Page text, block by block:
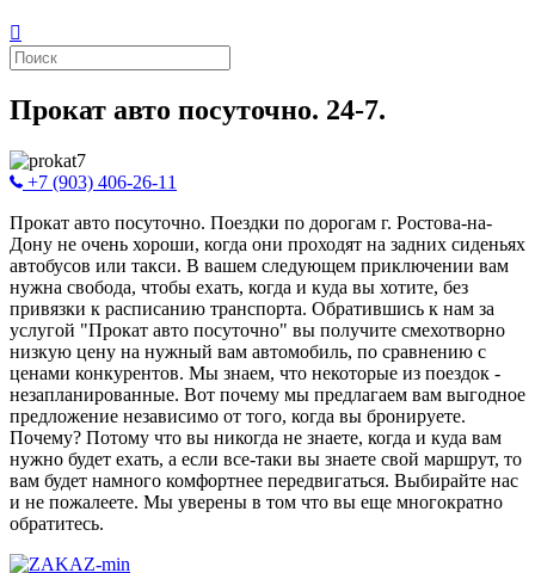
Прокат авто посуточно. 24-7.
+7 (903) 406-26-11
Прокат авто посуточно. Поездки по дорогам г. Ростова-на-
Дону не очень хороши, когда они проходят на задних сиденьях
автобусов или такси. В вашем следующем приключении вам
нужна свобода, чтобы ехать, когда и куда вы хотите, без
привязки к расписанию транспорта. Обратившись к нам за
услугой "Прокат авто посуточно" вы получите смехотворно
низкую цену на нужный вам автомобиль, по сравнению с
ценами конкурентов. Мы знаем, что некоторые из поездок -
незапланированные. Вот почему мы предлагаем вам выгодное
предложение независимо от того, когда вы бронируете.
Почему? Потому что вы никогда не знаете, когда и куда вам
нужно будет ехать, а если все-таки вы знаете свой маршрут, то
вам будет намного комфортнее передвигаться. Выбирайте нас
и не пожалеете. Мы уверены в том что вы еще многократно
обратитесь.